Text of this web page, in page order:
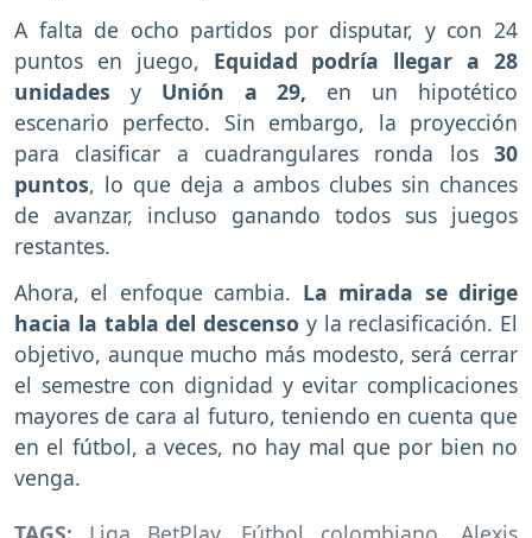
A falta de ocho partidos por disputar, y con 24
puntos en juego, Equidad podría llegar a 28
unidades y Unión a 29, en un hipotético
escenario perfecto. Sin embargo, la proyección
para clasificar a cuadrangulares ronda los 30
puntos, lo que deja a ambos clubes sin chances
de avanzar, incluso ganando todos sus juegos
restantes.
Ahora, el enfoque cambia. La mirada se dirige
hacia la tabla del descenso y la reclasificación. El
objetivo, aunque mucho más modesto, será cerrar
el semestre con dignidad y evitar complicaciones
mayores de cara al futuro, teniendo en cuenta que
en el fútbol, a veces, no hay mal que por bien no
venga.